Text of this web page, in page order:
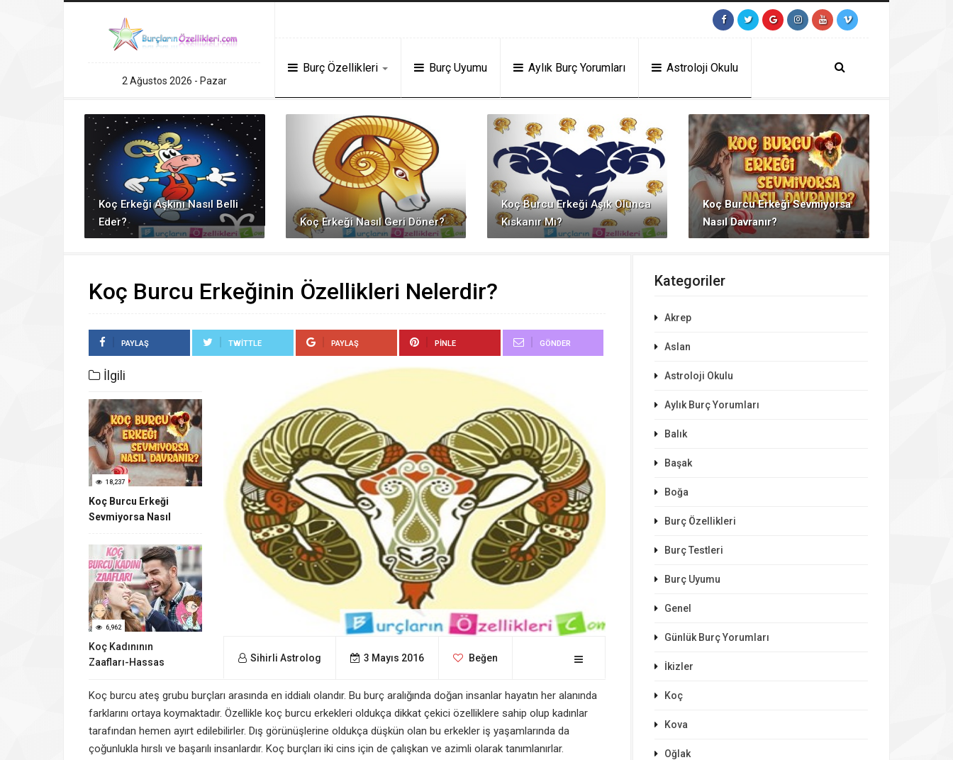
https://contact.moerleinlagerhouse.com/ https://milliol.com/
2 Ağustos 2026 - Pazar
Burç Özellikleri Burç Uyumu Aylık Burç Yorumları Astroloji Okulu
Koç Erkeği Aşkını Nasıl Belli
Eder?
Koç Erkeği Nasıl Geri Döner?
Koç Burcu Erkeği Aşık Olunca
Kıskanır Mı?
Koç Burcu Erkeği Sevmiyorsa
Nasıl Davranır?
Koç Burcu Erkeğinin Özellikleri Nelerdir?
PAYLAŞ TWITTLE PAYLAŞ PINLE GÖNDER
İlgili
18,237
Koç Burcu Erkeği
Sevmiyorsa Nasıl
6,962
Koç Kadınının
Zaafları-Hassas
Sihirli Astrolog 3 Mayıs 2016 Beğen
Koç burcu ateş grubu burçları arasında en iddialı olandır. Bu burç aralığında doğan insanlar hayatın her alanında
farklarını ortaya koymaktadır. Özellikle koç burcu erkekleri oldukça dikkat çekici özelliklere sahip olup kadınlar
tarafından hemen ayırt edilebilirler. Dış görünüşlerine oldukça düşkün olan bu erkekler iş yaşamlarında da
çoğunlukla hırslı ve başarılı insanlardır. Koç burçları iki cins için de çalışkan ve azimli olarak tanımlanırlar.
Kategoriler
Akrep
Aslan
Astroloji Okulu
Aylık Burç Yorumları
Balık
Başak
Boğa
Burç Özellikleri
Burç Testleri
Burç Uyumu
Genel
Günlük Burç Yorumları
İkizler
Koç
Kova
Oğlak